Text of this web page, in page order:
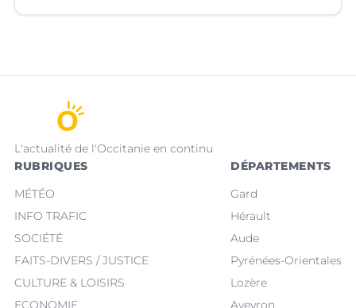
L'actualité de l'Occitanie en continu
RUBRIQUES
MÉTÉO
INFO TRAFIC
SOCIÉTÉ
FAITS-DIVERS / JUSTICE
CULTURE & LOISIRS
ECONOMIE
DÉPARTEMENTS
Gard
Hérault
Aude
Pyrénées-Orientales
Lozère
Aveyron